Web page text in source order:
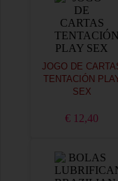
JOGO DE
TENTACIÓN
SEX
€ 12,40